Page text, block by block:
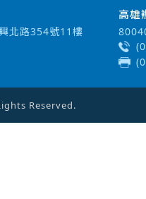
北路354號11樓
高雄
Reserved.